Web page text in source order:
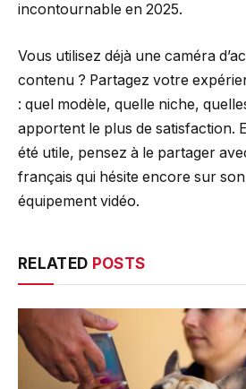
incontournable en 2025.
Vous utilisez déjà une caméra
contenu ? Partagez votre
: quel modèle, quelle niche,
apportent le plus de satisfaction.
été utile, pensez à le partager
français qui hésite encore sur
équipement vidéo.
RELATED POSTS